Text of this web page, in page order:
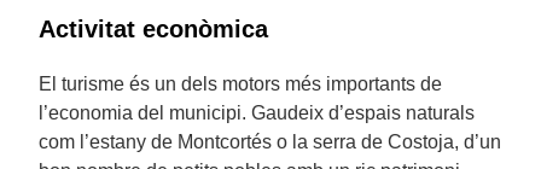
Activitat econòmica
El turisme és un dels motors més importants de
l’economia del municipi. Gaudeix d’espais naturals
com l’estany de Montcortés o la serra de Costoja, d’un